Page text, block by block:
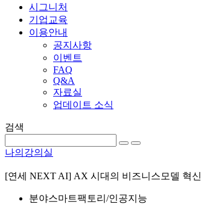
시그니처
기업교육
이용안내
공지사항
이벤트
FAQ
Q&A
자료실
업데이트 소식
검색
나의강의실
[연세 NEXT AI] AX 시대의 비즈니스모델 혁신
분야스마트팩토리/인공지능